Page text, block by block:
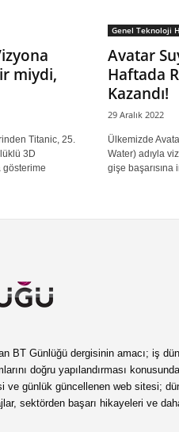
miydi,
Titanic, 25.
3D
gösterime
Genel Teknoloji
Avatar
Haftada
Kazandı!
29 Aralık 2022
Ülkemizde
Water) adıyla
gişe başarısına
BT Günlüğü dergisinin amacı; iş
doğru yapılandırması
ve günlük güncellenen web sitesi;
sektörden başarı hikayeleri ve